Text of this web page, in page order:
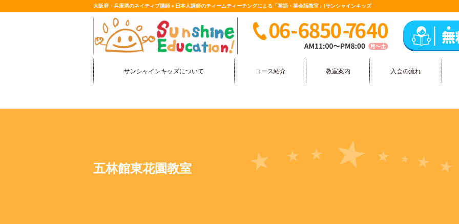
大阪府・兵庫県のネイティブ講師＋日本人講師のティームティーチングによる「英語・英会話教室」|サンシャインキッズ
サンシャインキッズについて コース紹介 教室案内 入会の流れ
五林館東花園教室